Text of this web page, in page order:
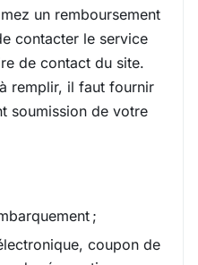
un remboursement
contacter le service
de contact du site.
remplir, il faut fournir
soumission de votre
;
coupon de